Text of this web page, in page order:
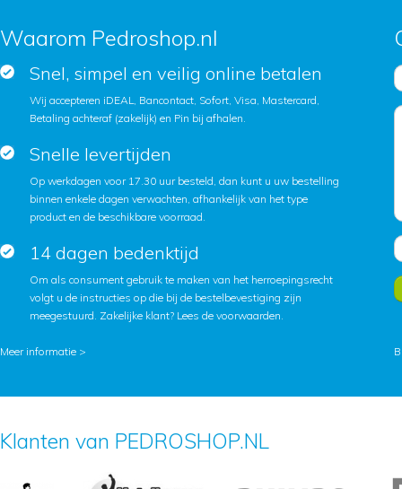
Waarom Pedroshop.nl
Snel, simpel en veilig online betalen
Wij accepteren iDEAL, Bancontact, Sofort, Visa, Mastercard,
Betaling achteraf (zakelijk) en Pin bij afhalen.
Snelle levertijden
Op werkdagen voor 17.30 uur besteld, dan kunt u uw bestelling
binnen enkele dagen verwachten, afhankelijk van het type
product en de beschikbare voorraad.
14 dagen bedenktijd
Om als consument gebruik te maken van het herroepingsrecht
volgt u de instructies op die bij de bestelbevestiging zijn
meegestuurd. Zakelijke klant? Lees de voorwaarden.
Meer informatie >
Klanten van PEDROSHOP.NL